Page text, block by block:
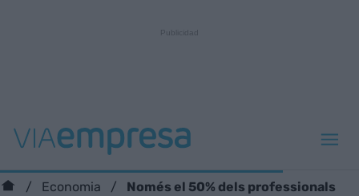
Economia
Només el 50% dels professionals